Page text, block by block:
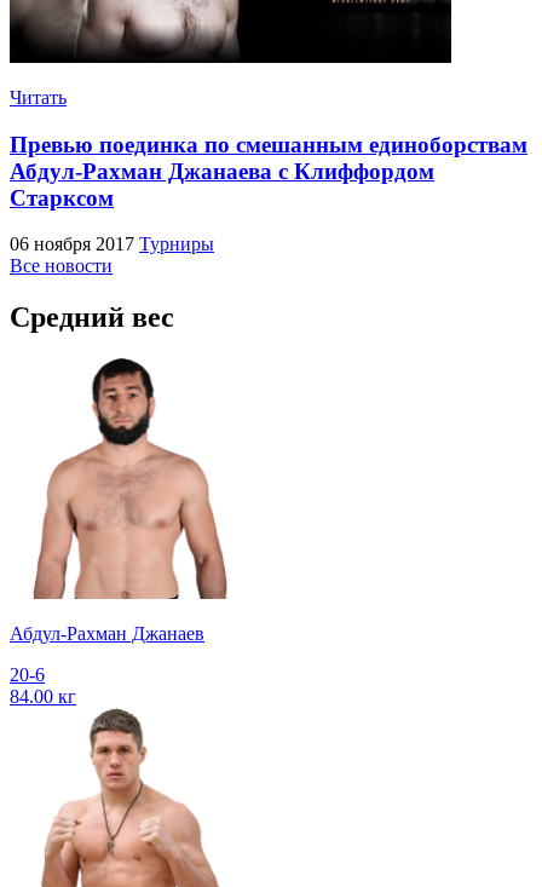
Читать
Превью поединка по смешанным единоборствам
Абдул-Рахман Джанаева с Клиффордом
Старксом
06 ноября 2017 Турниры
Все новости
Средний вес
Абдул-Рахман Джанаев
20-6
84.00 кг